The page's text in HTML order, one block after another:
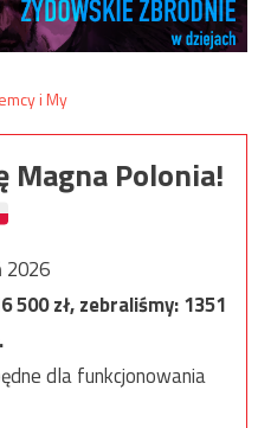
Magna Polonia!
2026
500zł, zebraliśmy:1351
dla funkcjonowania